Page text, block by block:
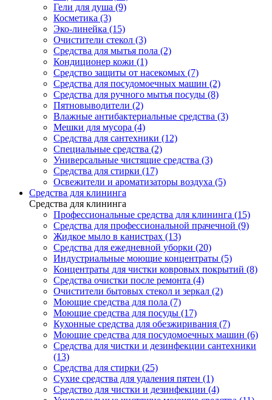
Гели для душа (9)
Косметика (3)
Эко-линейка (15)
Очистители стекол (3)
Средства для мытья пола (2)
Кондиционер кожи (1)
Средство защиты от насекомых (7)
Средства для посудомоечных машин (2)
Средства для ручного мытья посуды (8)
Пятновыводители (2)
Влажные антибактериальные средства (3)
Мешки для мусора (4)
Средства для сантехники (12)
Специальные средства (2)
Универсальные чистящие средства (3)
Средства для стирки (17)
Освежители и ароматизаторы воздуха (5)
Средства для клининга
Средства для клининга
Профессиональные средства для клининга (15)
Средства для профессиональной прачечной (9)
Жидкое мыло в канистрах (13)
Средства для ежедневной уборки (20)
Индустриальные моющие концентраты (5)
Концентраты для чистки ковровых покрытий (8)
Средства очистки после ремонта (4)
Очистители бытовых стекол и зеркал (2)
Моющие средства для пола (7)
Моющие средства для посуды (17)
Кухонные средства для обезжиривания (7)
Моющие средства для посудомоечных машин (6)
Средства для чистки и дезинфекции сантехники
(13)
Средства для стирки (25)
Сухие средства для удаления пятен (1)
Средство для чистки и дезинфекции (4)